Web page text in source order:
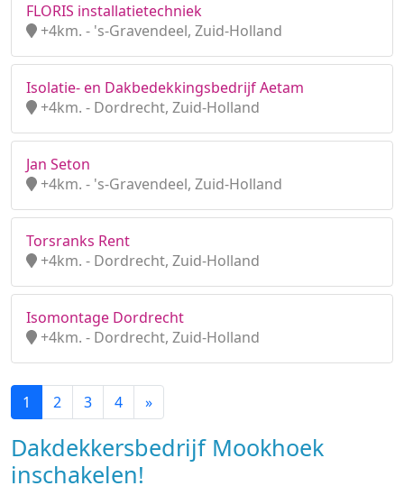
FLORIS installatietechniek
+4km. - 's-Gravendeel, Zuid-Holland
Isolatie- en Dakbedekkingsbedrijf Aetam
+4km. - Dordrecht, Zuid-Holland
Jan Seton
+4km. - 's-Gravendeel, Zuid-Holland
Torsranks Rent
+4km. - Dordrecht, Zuid-Holland
Isomontage Dordrecht
+4km. - Dordrecht, Zuid-Holland
1 2 3 4 »
Dakdekkersbedrijf Mookhoek
inschakelen!